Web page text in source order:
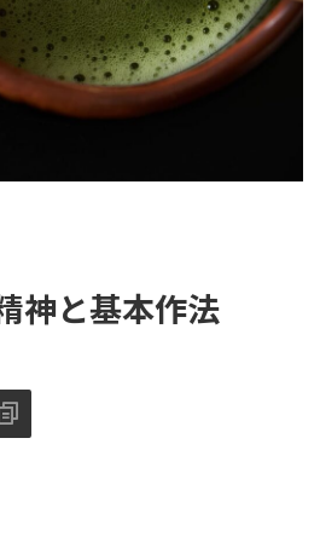
神と基本作法